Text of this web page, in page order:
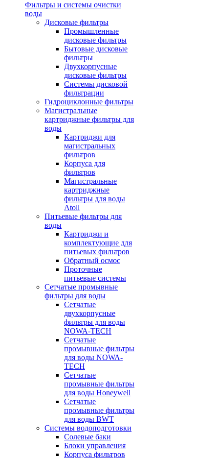
Фильтры и системы очистки
воды
Дисковые фильтры
Промышленные
дисковые фильтры
Бытовые дисковые
фильтры
Двухкорпусные
дисковые фильтры
Системы дисковой
фильтрации
Гидроциклонные фильтры
Магистральные
картриджные фильтры для
воды
Картриджи для
магистральных
фильтров
Корпуса для
фильтров
Магистральные
картриджные
фильтры для воды
Atoll
Питьевые фильтры для
воды
Картриджи и
комплектующие для
питьевых фильтров
Обратный осмос
Проточные
питьевые системы
Сетчатые промывные
фильтры для воды
Сетчатые
двухкорпусные
фильтры для воды
NOWA-TECH
Сетчатые
промывные фильтры
для воды NOWA-
TECH
Сетчатые
промывные фильтры
для воды Honeywell
Сетчатые
промывные фильтры
для воды BWT
Системы водоподготовки
Солевые баки
Блоки управления
Корпуса фильтров